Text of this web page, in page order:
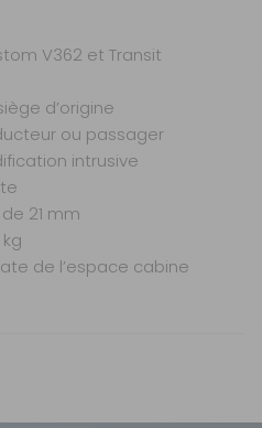
V362 et Transit
d’origine
ou passager
intrusive
21 mm
de l’espace cabine
octobre 2019.